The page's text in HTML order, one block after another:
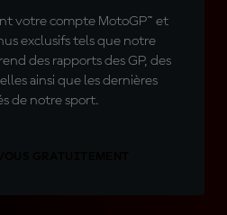
votre compte MotoGP™ et
exclusifs tels que notre
des rapports des GP, des
ainsi que les dernières
de notre sport.